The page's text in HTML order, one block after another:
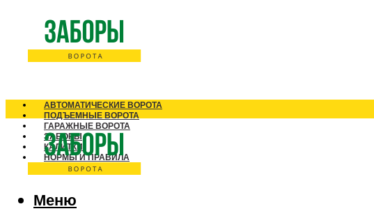
АВТОМАТИЧЕСКИЕ ВОРОТА
ПОДЪЕМНЫЕ ВОРОТА
ГАРАЖНЫЕ ВОРОТА
ЗАБОРЫ
КАЛИТКИ
НОРМЫ И ПРАВИЛА
Меню